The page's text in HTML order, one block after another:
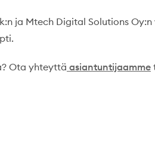
ja Mtech Digital Solutions Oy:n
Ota yhteyttä asiantuntijaamme